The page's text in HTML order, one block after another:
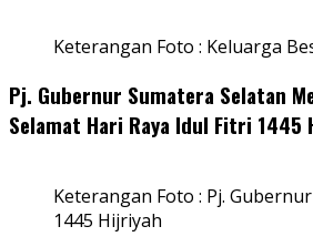
Keterangan Foto : Keluarga
Pj. Gubernur Sumatera Selatan
Selamat Hari Raya Idul Fitri 1445
Keterangan Foto : Pj.
1445 Hijriyah